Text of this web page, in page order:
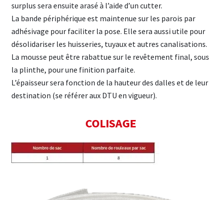
surplus sera ensuite arasé à l’aide d’un cutter.
La bande périphérique est maintenue sur les parois par
adhésivage pour faciliter la pose. Elle sera aussi utile pour
désolidariser les huisseries, tuyaux et autres canalisations.
La mousse peut être rabattue sur le revêtement final, sous
la plinthe, pour une finition parfaite.
L’épaisseur sera fonction de la hauteur des dalles et de leur
destination (se référer aux DTU en vigueur).
COLISAGE